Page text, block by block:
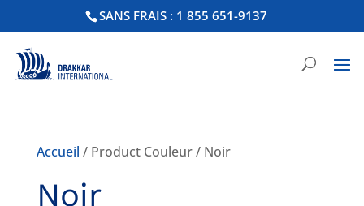
SANS FRAIS : 1 855 651-9137
Accueil / Product Couleur / Noir
Noir